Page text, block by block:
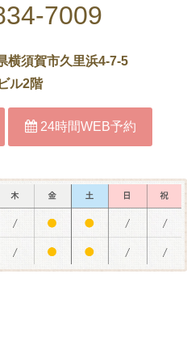
7009
横須賀市久里浜4-7-5
ル2階
24時間WEB予約